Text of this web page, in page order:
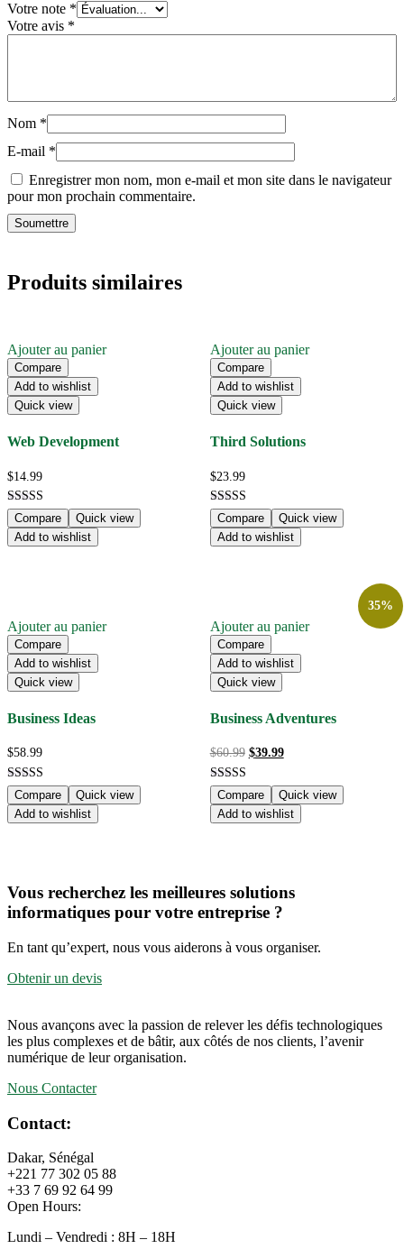
Votre note *
Votre avis *
Nom *
E-mail *
Enregistrer mon nom, mon e-mail et mon site dans le navigateur
pour mon prochain commentaire.
Produits similaires
Ajouter au panier
Compare
Add to wishlist
Quick view
Web Development
$14.99
Note
4.00
sur 5
Compare
Quick view
Add to wishlist
Ajouter au panier
Compare
Add to wishlist
Quick view
Third Solutions
$23.99
Note
5.00
sur 5
Compare
Quick view
Add to wishlist
Ajouter au panier
Compare
Add to wishlist
Quick view
Business Ideas
$58.99
Note
4.00
sur 5
Compare
Quick view
Add to wishlist
35%
Ajouter au panier
Compare
Add to wishlist
Quick view
Business Adventures
$60.99 Le
était :
$60.99.
$39.99Le
est :
$39.99.
Note
5.00
sur 5
Compare
Quick view
Add to wishlist
Vous recherchez les meilleures solutions
informatiques pour votre entreprise ?
En tant qu’expert, nous vous aiderons à vous organiser.
Obtenir un devis
Nous avançons avec la passion de relever les défis technologiques
les plus complexes et de bâtir, aux côtés de nos clients, l’avenir
numérique de leur organisation.
Nous Contacter
Contact:
Dakar, Sénégal
+221 77 302 05 88
+33 7 69 92 64 99
Open Hours:
Lundi – Vendredi : 8H – 18H